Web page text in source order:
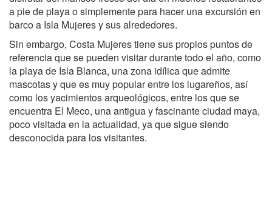
a pie de playa o simplemente para hacer una excursión en
barco a Isla Mujeres y sus alrededores.
Sin embargo, Costa Mujeres tiene sus propios puntos de
referencia que se pueden visitar durante todo el año, como
la playa de Isla Blanca, una zona idílica que admite
mascotas y que es muy popular entre los lugareños, así
como los yacimientos arqueológicos, entre los que se
encuentra El Meco, una antigua y fascinante ciudad maya,
poco visitada en la actualidad, ya que sigue siendo
desconocida para los visitantes.